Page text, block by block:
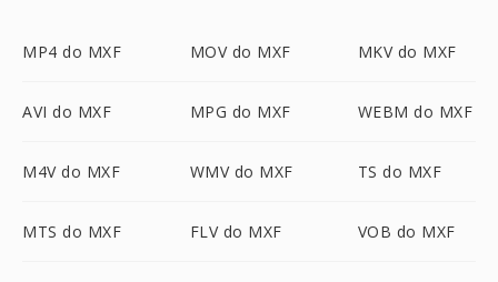
MP4 do MXF MOV do MXF MKV do MXF
AVI do MXF MPG do MXF WEBM do MXF
M4V do MXF WMV do MXF TS do MXF
MTS do MXF FLV do MXF VOB do MXF